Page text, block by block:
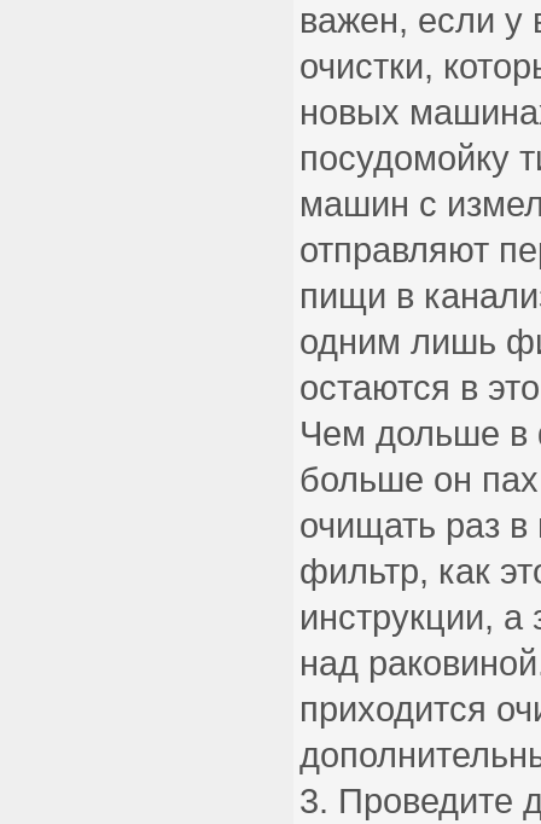
важен, если у
очистки,
новых
посудомойку
машин с
отправляют
пищи в
одним лишь
остаются в
Чем дольше в
больше он
очищать раз
фильтр, как
инструкции, а
над
приходится
Проведите